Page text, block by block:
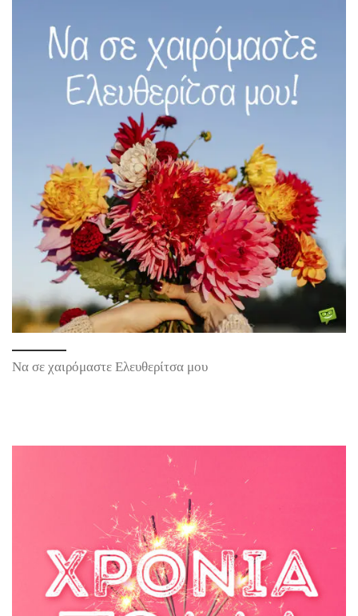
Να σε χαιρόμαστε Ελευθερίτσα μου